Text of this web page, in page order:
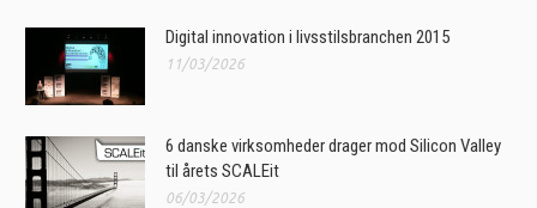
Digital innovation i livsstilsbranchen 2015
11/03/2026
6 danske virksomheder drager mod Silicon Valley
til årets SCALEit
06/03/2026